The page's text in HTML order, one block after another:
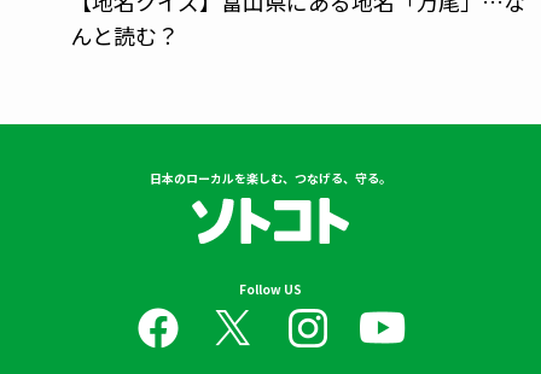
んと読む？
日本のローカルを楽しむ、つなげる、守る。
Follow US